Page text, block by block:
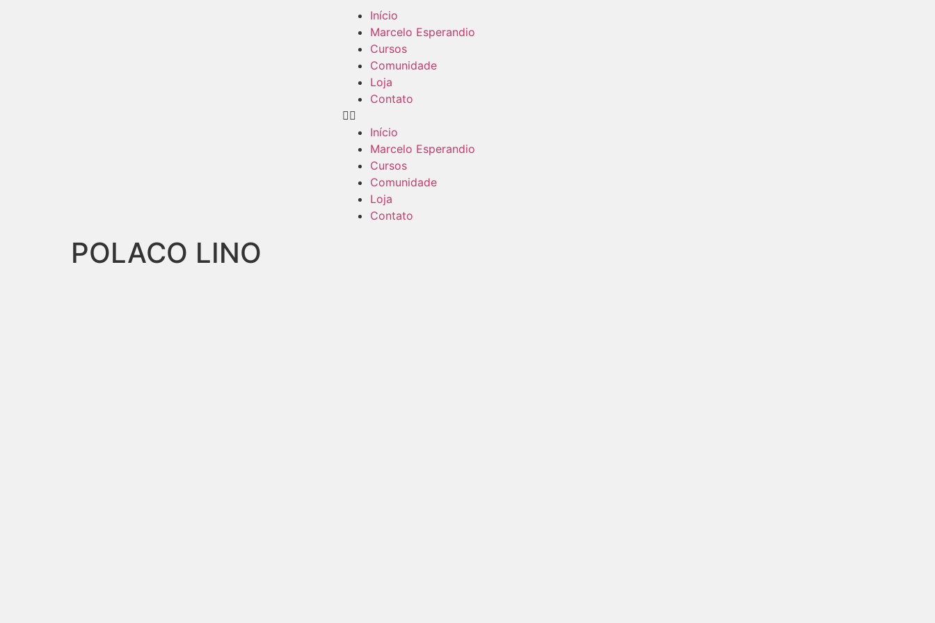
Início
Marcelo Esperandio
Cursos
Comunidade
Loja
Contato
Início
Marcelo Esperandio
Cursos
Comunidade
Loja
Contato
POLACO LINO